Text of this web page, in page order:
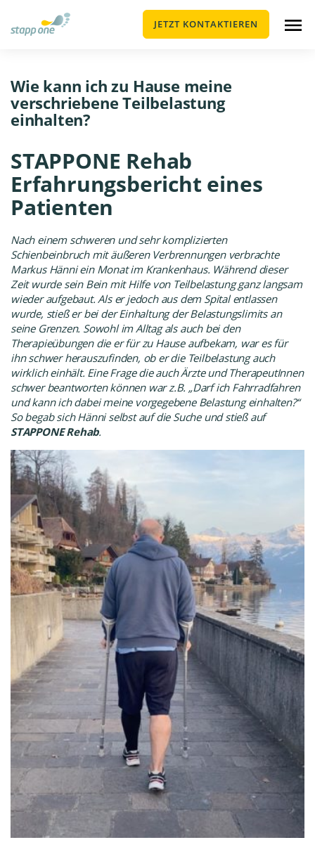
JETZT KONTAKTIEREN
Wie kann ich zu Hause meine
verschriebene Teilbelastung
einhalten?
STAPPONE Rehab
Erfahrungsbericht eines
Patienten
Nach einem schweren und sehr komplizierten
Schienbeinbruch mit äußeren Verbrennungen verbrachte
Markus Hänni ein Monat im Krankenhaus. Während dieser
Zeit wurde sein Bein mit Hilfe von Teilbelastung ganz langsam
wieder aufgebaut. Als er jedoch aus dem Spital entlassen
wurde, stieß er bei der Einhaltung der Belastungslimits an
seine Grenzen. Sowohl im Alltag als auch bei den
Therapieübungen die er für zu Hause aufbekam, war es für
ihn schwer herauszufinden, ob er die Teilbelastung auch
wirklich einhält. Eine Frage die auch Ärzte und TherapeutInnen
schwer beantworten können war z.B. „Darf ich Fahrradfahren
und kann ich dabei meine vorgegebene Belastung einhalten?“
So begab sich Hänni selbst auf die Suche und stieß auf
STAPPONE Rehab.